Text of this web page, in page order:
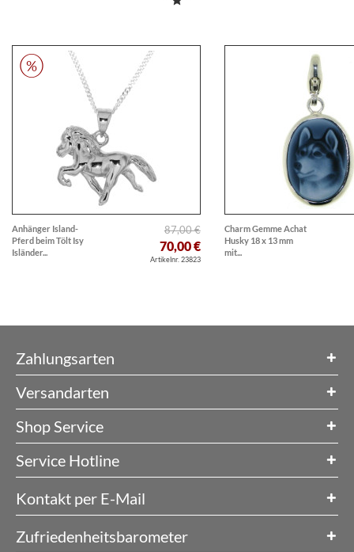
Anhänger Island-
Pferd beim Tölt Isy
Isländer...
87,00 €
70,00 €
Artikelnr. 23823
Charm Gemme Achat
Husky 18 x 13 mm
mit...
Zahlungsarten
Versandarten
Shop Service
Service Hotline
Kontakt per E-Mail
Zufriedenheitsbarometer